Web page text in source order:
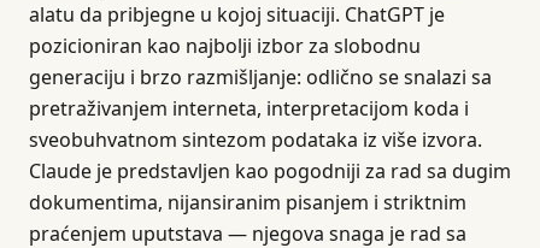
alatu da pribjegne u kojoj situaciji. ChatGPT je
pozicioniran kao najbolji izbor za slobodnu
generaciju i brzo razmišljanje: odlično se snalazi sa
pretraživanjem interneta, interpretacijom koda i
sveobuhvatnom sintezom podataka iz više izvora.
Claude je predstavljen kao pogodniji za rad sa dugim
dokumentima, nijansiranim pisanjem i striktnim
praćenjem uputstava — njegova snaga je rad sa